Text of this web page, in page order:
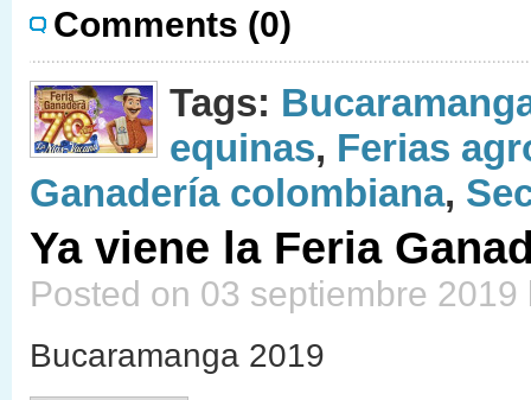
Comments (0)
Tags:
equinas, Ferias
Ganadería colombiana,
Ya viene la Feria
Posted on 03 septiembre 2019
Bucaramanga 2019